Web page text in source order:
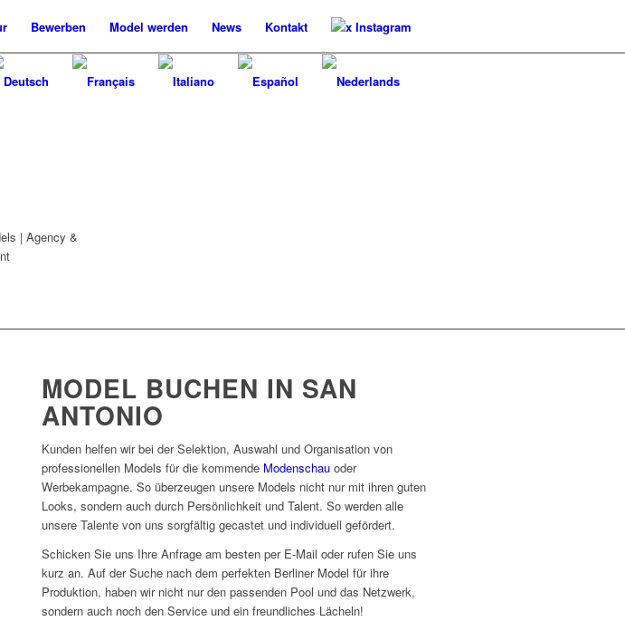
Bewerben Model werden News Kontakt x Instagram
MODEL BUCHEN IN SAN
ANTONIO
Kunden helfen wir bei der Selektion, Auswahl und Organisation von
professionellen Models für die kommende Modenschau oder
Werbekampagne. So überzeugen unsere Models nicht nur mit ihren guten
Looks, sondern auch durch Persönlichkeit und Talent. So werden alle
unsere Talente von uns sorgfältig gecastet und individuell gefördert.
Schicken Sie uns Ihre Anfrage am besten per E-Mail oder rufen Sie uns
kurz an. Auf der Suche nach dem perfekten Berliner Model für ihre
Produktion, haben wir nicht nur den passenden Pool und das Netzwerk,
sondern auch noch den Service und ein freundliches Lächeln!